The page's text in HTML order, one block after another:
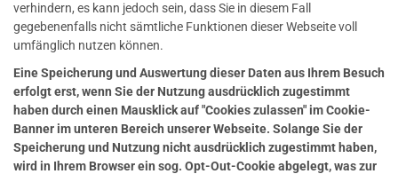
verhindern, es kann jedoch sein, dass Sie in diesem Fall
gegebenenfalls nicht sämtliche Funktionen dieser Webseite voll
umfänglich nutzen können.
Eine Speicherung und Auswertung dieser Daten aus Ihrem Besuch
erfolgt erst, wenn Sie der Nutzung ausdrücklich zugestimmt
haben durch einen Mausklick auf "Cookies zulassen" im Cookie-
Banner im unteren Bereich unserer Webseite. Solange Sie der
Speicherung und Nutzung nicht ausdrücklich zugestimmt haben,
wird in Ihrem Browser ein sog. Opt-Out-Cookie abgelegt, was zur